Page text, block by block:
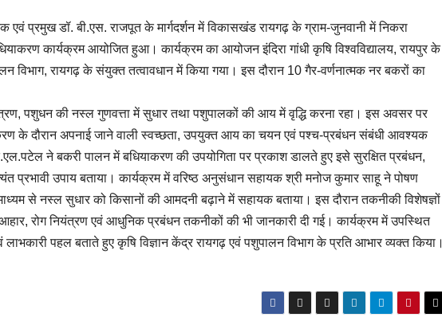
एवं प्रमुख डॉ. बी.एस. राजपूत के मार्गदर्शन में विकासखंड रायगढ़ के ग्राम-जुनवानी में निकरा
कार्यक्रम आयोजित हुआ। कार्यक्रम का आयोजन इंदिरा गांधी कृषि विश्वविद्यालय, रायपुर के
विभाग, रायगढ़ के संयुक्त तत्वावधान में किया गया। इस दौरान 10 गैर-वर्णनात्मक नर बकरों का
पशुधन की नस्ल गुणवत्ता में सुधार तथा पशुपालकों की आय में वृद्धि करना रहा। इस अवसर पर
के दौरान अपनाई जाने वाली स्वच्छता, उपयुक्त आय का चयन एवं पश्च-प्रबंधन संबंधी आवश्यक
ने बकरी पालन में बधियाकरण की उपयोगिता पर प्रकाश डालते हुए इसे सुरक्षित प्रबंधन,
प्रभावी उपाय बताया। कार्यक्रम में वरिष्ठ अनुसंधान सहायक श्री मनोज कुमार साहू ने पोषण
से नस्ल सुधार को किसानों की आमदनी बढ़ाने में सहायक बताया। इस दौरान तकनीकी विशेषज्ञों
रोग नियंत्रण एवं आधुनिक प्रबंधन तकनीकों की भी जानकारी दी गई। कार्यक्रम में उपस्थित
पहल बताते हुए कृषि विज्ञान केंद्र रायगढ़ एवं पशुपालन विभाग के प्रति आभार व्यक्त किया।